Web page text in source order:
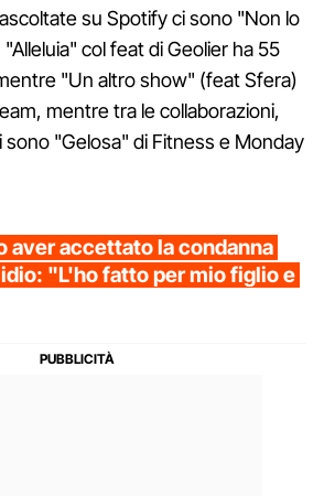
su Spotify ci sono "Non lo
col feat di Geolier ha 55
"Un altro show" (feat Sfera)
mentre tra le collaborazioni,
sono "Gelosa" di Fitness e Monday
aver accettato la condanna
"L'ho fatto per mio figlio e